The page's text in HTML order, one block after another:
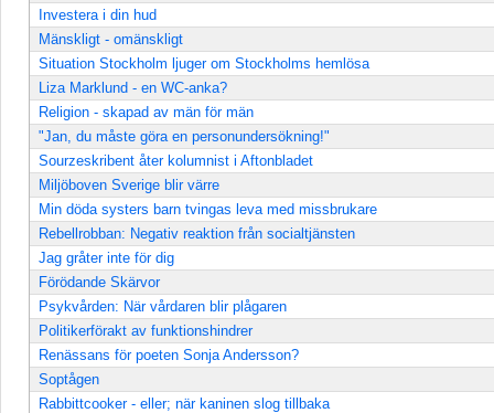
Investera i din hud
Mänskligt - omänskligt
Situation Stockholm ljuger om Stockholms hemlösa
Liza Marklund - en WC-anka?
Religion - skapad av män för män
"Jan, du måste göra en personundersökning!"
Sourzeskribent åter kolumnist i Aftonbladet
Miljöboven Sverige blir värre
Min döda systers barn tvingas leva med missbrukare
Rebellrobban: Negativ reaktion från socialtjänsten
Jag gråter inte för dig
Förödande Skärvor
Psykvården: När vårdaren blir plågaren
Politikerförakt av funktionshindrer
Renässans för poeten Sonja Andersson?
Soptågen
Rabbittcooker - eller; när kaninen slog tillbaka